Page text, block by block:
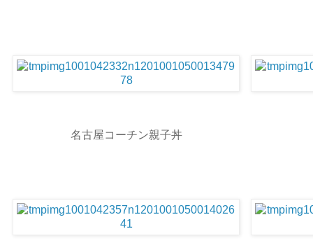
名古屋コーチン親子丼